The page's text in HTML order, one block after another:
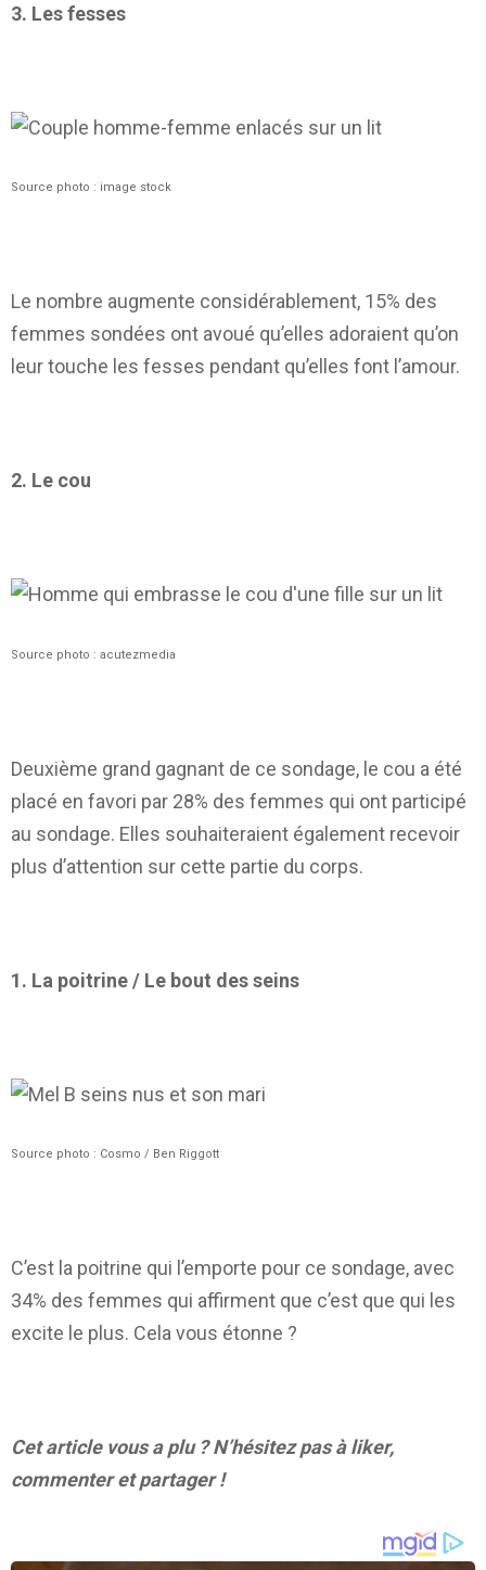
3. Les fesses
Source photo : image stock
Le nombre augmente considérablement, 15% des
femmes sondées ont avoué qu’elles adoraient qu’on
leur touche les fesses pendant qu’elles font l’amour.
2. Le cou
Source photo : acutezmedia
Deuxième grand gagnant de ce sondage, le cou a été
placé en favori par 28% des femmes qui ont participé
au sondage. Elles souhaiteraient également recevoir
plus d’attention sur cette partie du corps.
1. La poitrine / Le bout des seins
Source photo : Cosmo / Ben Riggott
C’est la poitrine qui l’emporte pour ce sondage, avec
34% des femmes qui affirment que c’est que qui les
excite le plus. Cela vous étonne ?
Cet article vous a plu ? N’hésitez pas à liker,
commenter et partager !